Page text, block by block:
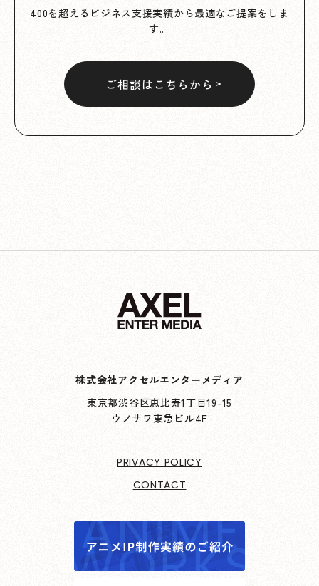
400を超えるビジネス支援実績から最適なご提案をしま
す。
ご相談はこちらから
株式会社アクセルエンターメディア
東京都渋谷区恵比寿1丁目19-15
ウノサワ東急ビル4F
PRIVACY POLICY
CONTACT